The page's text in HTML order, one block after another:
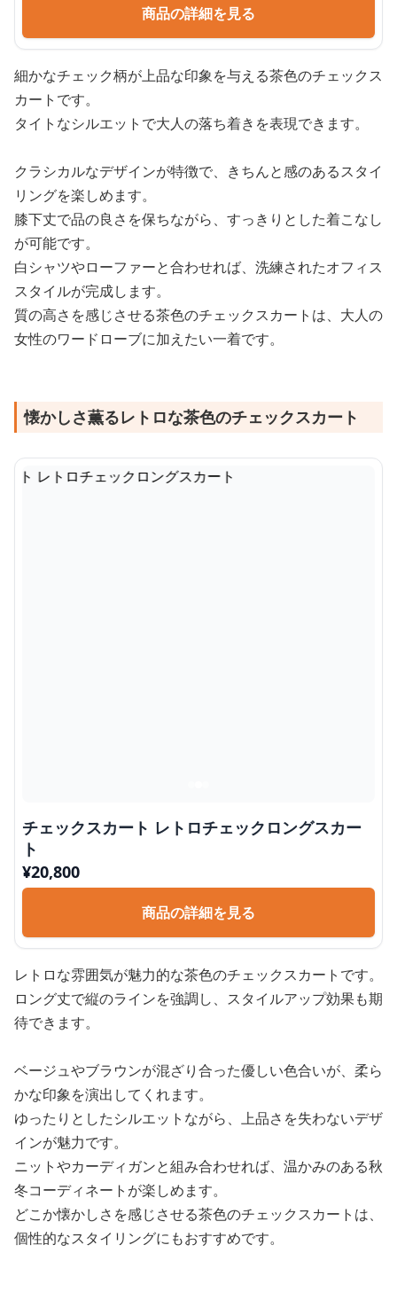
商品の詳細を見る
細かなチェック柄が上品な印象を与える茶色のチェックス
カートです。
タイトなシルエットで大人の落ち着きを表現できます。
クラシカルなデザインが特徴で、きちんと感のあるスタイ
リングを楽しめます。
膝下丈で品の良さを保ちながら、すっきりとした着こなし
が可能です。
白シャツやローファーと合わせれば、洗練されたオフィス
スタイルが完成します。
質の高さを感じさせる茶色のチェックスカートは、大人の
女性のワードローブに加えたい一着です。
懐かしさ薫るレトロな茶色のチェックスカート
チェックスカート レトロチェックロングスカー
ト
¥20,800
商品の詳細を見る
レトロな雰囲気が魅力的な茶色のチェックスカートです。
ロング丈で縦のラインを強調し、スタイルアップ効果も期
待できます。
ベージュやブラウンが混ざり合った優しい色合いが、柔ら
かな印象を演出してくれます。
ゆったりとしたシルエットながら、上品さを失わないデザ
インが魅力です。
ニットやカーディガンと組み合わせれば、温かみのある秋
冬コーディネートが楽しめます。
どこか懐かしさを感じさせる茶色のチェックスカートは、
個性的なスタイリングにもおすすめです。